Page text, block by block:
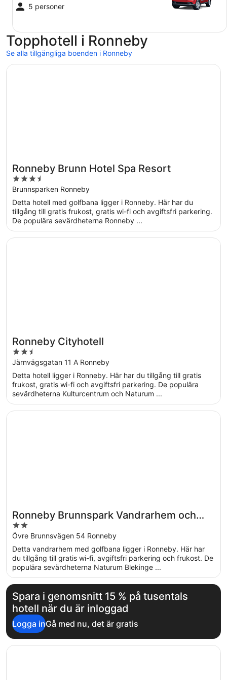
5 personer
Topphotell i Ronneby
Se alla tillgängliga boenden i Ronneby
Ronneby Brunn Hotel Spa Resort
3.5
out
of
5
Brunnsparken Ronneby
Detta hotell med golfbana ligger i Ronneby. Här har du
tillgång till gratis frukost, gratis wi-fi och avgiftsfri parkering.
De populära sevärdheterna Ronneby ...
Öppnas i ett nytt fönster
Ronneby Brunn Hotel Spa Resort
Ronneby Cityhotell
2.5
out
of
5
Järnvägsgatan 11 A Ronneby
Detta hotell ligger i Ronneby. Här har du tillgång till gratis
frukost, gratis wi-fi och avgiftsfri parkering. De populära
sevärdheterna Kulturcentrum och Naturum ...
Öppnas i ett nytt fönster
Ronneby Cityhotell
Ronneby Brunnspark Vandrarhem och
B&B - Hostel
2
out
of
5
Övre Brunnsvägen 54 Ronneby
Detta vandrarhem med golfbana ligger i Ronneby. Här har
du tillgång till gratis wi-fi, avgiftsfri parkering och frukost. De
populära sevärdheterna Naturum Blekinge ...
Öppnas i ett nytt fönster
Ronneby Brunnspark Vandrarhem och B&B - Hostel
Spara i genomsnitt 15 % på tusentals
hotell när du är inloggad
Logga inGå med nu, det är gratis
Öppnas i ett nytt fönster
Café Mandeltårtan B&B VillaFloraViola